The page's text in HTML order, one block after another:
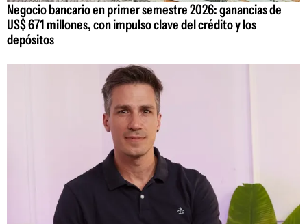
Negocio bancario en primer semestre 2026: ganancias de
US$ 671 millones, con impulso clave del crédito y los
depósitos